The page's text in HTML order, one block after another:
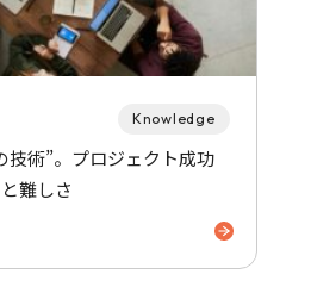
Knowledge
技術”。プロジェクト成功
難しさ